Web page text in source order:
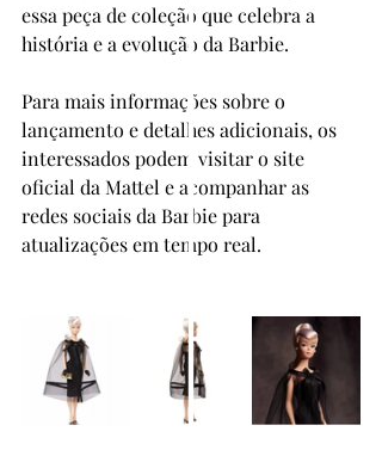
essa peça de coleção que celebra a
história e a evolução da Barbie.
Para mais informações sobre o
lançamento e detalhes adicionais, os
interessados podem visitar o site
oficial da Mattel e acompanhar as
redes sociais da Barbie para
atualizações em tempo real.